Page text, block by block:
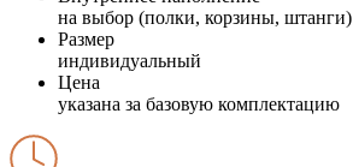
на выбор (полки, корзины, штанги)
Размер
индивидуальный
Цена
указана за базовую комплектацию